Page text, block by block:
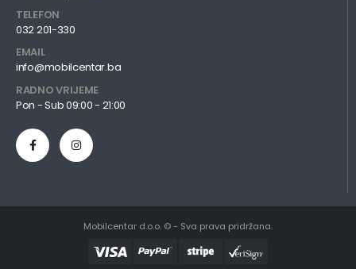
TELEFON
032 201-330
EMAIL
info@mobilcentar.ba
RADNO VRIJEME
Pon - Sub 09:00 - 21:00
Mobilcentar d.o.o. © - Sva prava pridržana.